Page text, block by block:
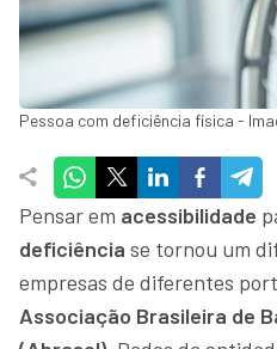
Pessoa com deficiência física -
Pensar em acessibilidade
deficiência se tornou um
empresas de diferentes
Associação Brasileira de